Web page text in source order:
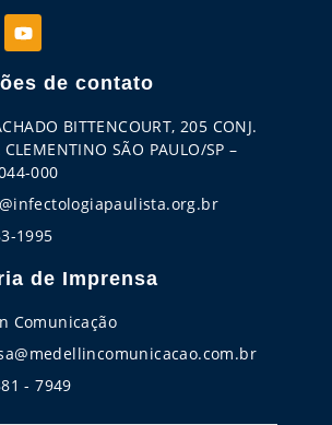
de contato
BITTENCOURT, 205 CONJ.
SÃO PAULO/SP –
000
1995
de Imprensa
Comunicação
- 7949